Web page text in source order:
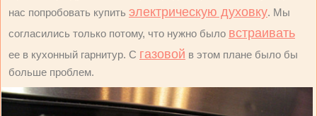
нас попробовать купить электрическую духовку. Мы
согласились только потому, что нужно было встраивать
ее в кухонный гарнитур. С газовой в этом плане было бы
больше проблем.